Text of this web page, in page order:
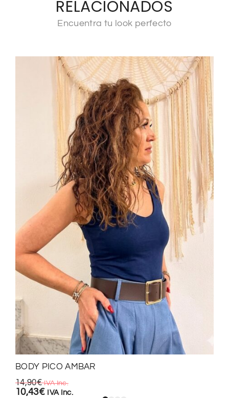
RELACIONADOS
Encuentra tu look perfecto
BODY PICO AMBAR
14,90€ IVA Inc.
10,43€ IVA Inc.